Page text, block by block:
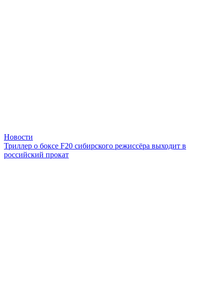
Новости
Триллер о боксе F20 сибирского режиссёра выходит в
российский прокат